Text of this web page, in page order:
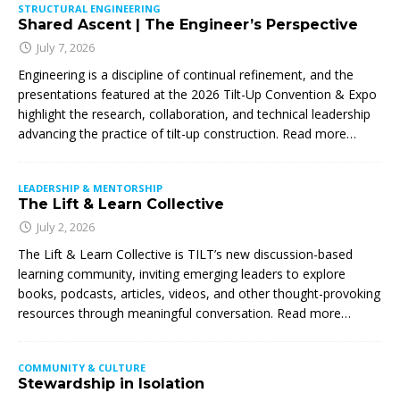
STRUCTURAL ENGINEERING
Shared Ascent | The Engineer’s Perspective
July 7, 2026
Engineering is a discipline of continual refinement, and the
presentations featured at the 2026 Tilt-Up Convention & Expo
highlight the research, collaboration, and technical leadership
advancing the practice of tilt-up construction. Read more…
LEADERSHIP & MENTORSHIP
The Lift & Learn Collective
July 2, 2026
The Lift & Learn Collective is TILT’s new discussion-based
learning community, inviting emerging leaders to explore
books, podcasts, articles, videos, and other thought-provoking
resources through meaningful conversation. Read more…
COMMUNITY & CULTURE
Stewardship in Isolation